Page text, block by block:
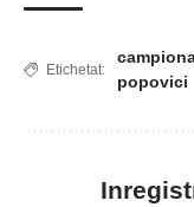
Etichetat:
popovici